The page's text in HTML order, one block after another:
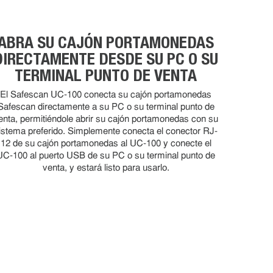
SU CAJÓN PORTAMONEDAS
DESDE SU PC O SU
TERMINAL PUNTO DE VENTA
El Safescan UC-100 conecta su cajón portamonedas
directamente a su PC o su terminal punto de
permitiéndole abrir su cajón portamonedas con su
preferido. Simplemente conecta el conector RJ-
12 de su cajón portamonedas al UC-100 y conecte el
100 al puerto USB de su PC o su terminal punto de
venta, y estará listo para usarlo.